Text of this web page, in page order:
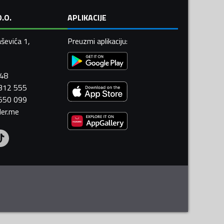
1,
555
099
APLIKACIJE
Preuzmi aplikaciju: